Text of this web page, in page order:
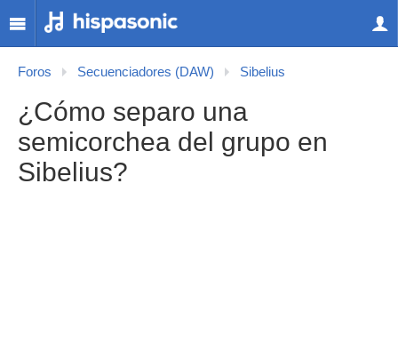
Foros Secuenciadores (DAW) Sibelius
¿Cómo separo una
semicorchea del grupo en
Sibelius?